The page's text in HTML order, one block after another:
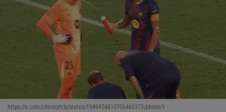
https://x.com/chesnyfcb/status/1949454815706460373/photo/1